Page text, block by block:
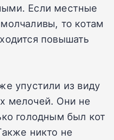
Если местные
то котам
повышать
упустили из виду
мелочей. Они не
голодным был кот
никто не